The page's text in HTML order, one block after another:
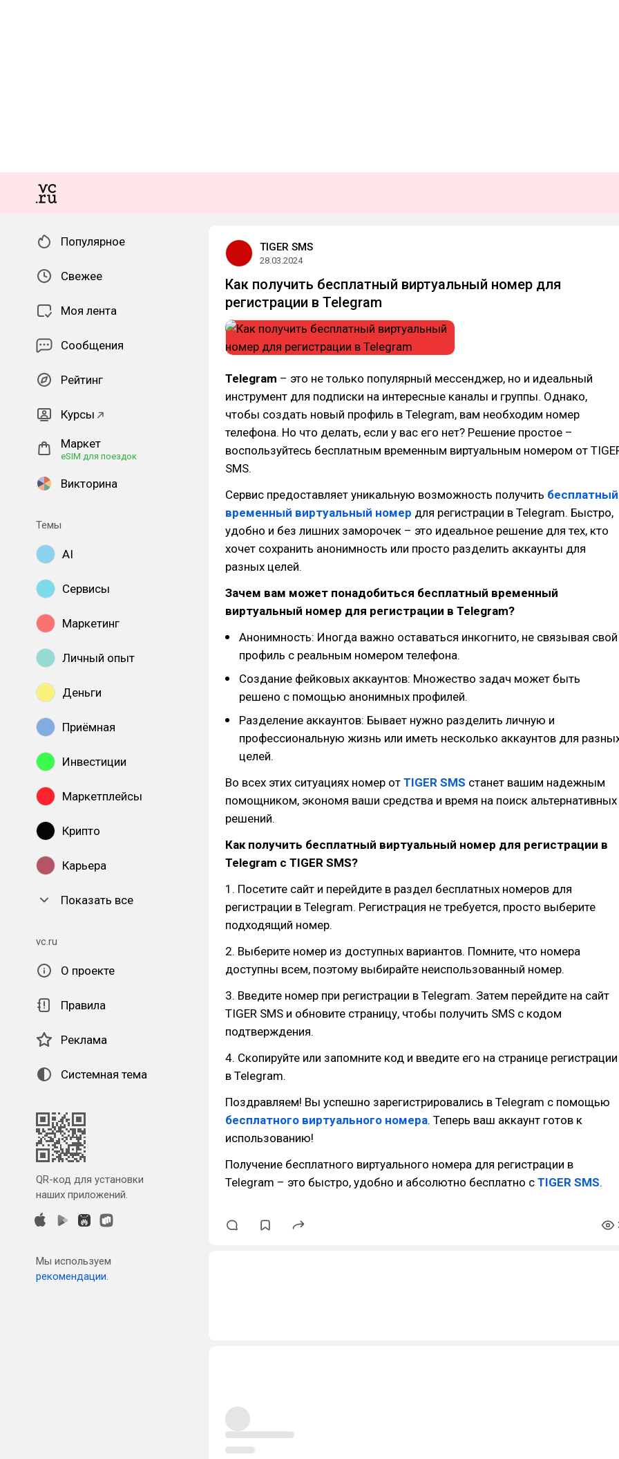
Популярное
Свежее
Моя лента
Сообщения
Рейтинг
Курсы
Маркет
eSIM для поездок
Викторина
Темы
AI
Сервисы
Маркетинг
Личный опыт
Деньги
Приёмная
Инвестиции
Маркетплейсы
Крипто
Карьера
Показать все
vc.ru
О проекте
Правила
Реклама
Системная тема
QR-код для установки
наших приложений.
Мы используем
рекомендации.
TIGER SMS
28.03.2024
Как получить бесплатный виртуальный номер для
регистрации в Telegram
Telegram – это не только популярный мессенджер, но и идеальный
инструмент для подписки на интересные каналы и группы. Однако,
чтобы создать новый профиль в Telegram, вам необходим номер
телефона. Но что делать, если у вас его нет? Решение простое –
воспользуйтесь бесплатным временным виртуальным номером от
SMS.
Сервис предоставляет уникальную возможность получить бесплатный
временный виртуальный номер для регистрации в Telegram. Быстро,
удобно и без лишних заморочек – это идеальное решение для тех, кто
хочет сохранить анонимность или просто разделить аккаунты для
разных целей.
Зачем вам может понадобиться бесплатный временный
виртуальный номер для регистрации в Telegram?
Анонимность: Иногда важно оставаться инкогнито, не связывая свой
профиль с реальным номером телефона.
Создание фейковых аккаунтов: Множество задач может быть
решено с помощью анонимных профилей.
Разделение аккаунтов: Бывает нужно разделить личную и
профессиональную жизнь или иметь несколько аккаунтов для
целей.
Во всех этих ситуациях номер от TIGER SMS станет вашим надежным
помощником, экономя ваши средства и время на поиск альтернативных
решений.
Как получить бесплатный виртуальный номер для регистрации в
Telegram с TIGER SMS?
1. Посетите сайт и перейдите в раздел бесплатных номеров для
регистрации в Telegram. Регистрация не требуется, просто выберите
подходящий номер.
2. Выберите номер из доступных вариантов. Помните, что номера
доступны всем, поэтому выбирайте неиспользованный номер.
3. Введите номер при регистрации в Telegram. Затем перейдите на сайт
TIGER SMS и обновите страницу, чтобы получить SMS с кодом
подтверждения.
4. Скопируйте или запомните код и введите его на странице регистрации
в Telegram.
Поздравляем! Вы успешно зарегистрировались в Telegram с помощью
бесплатного виртуального номера. Теперь ваш аккаунт готов к
использованию!
Получение бесплатного виртуального номера для регистрации в
Telegram – это быстро, удобно и абсолютно бесплатно с TIGER SMS.